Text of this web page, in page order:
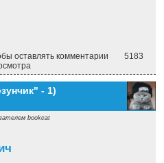
("Везунчик" - 2)
оставлять комментарии
5183
- 1)
bookcat